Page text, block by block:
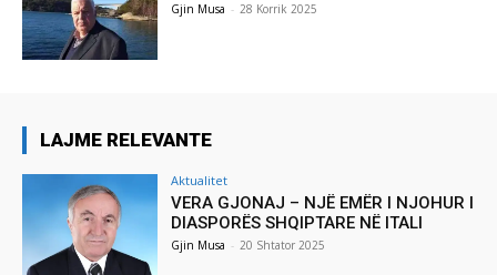
Gjin Musa - 28 Korrik 2025
LAJME RELEVANTE
Aktualitet
VERA GJONAJ – NJË EMËR I NJOHUR I
DIASPORËS SHQIPTARE NË ITALI
Gjin Musa - 20 Shtator 2025